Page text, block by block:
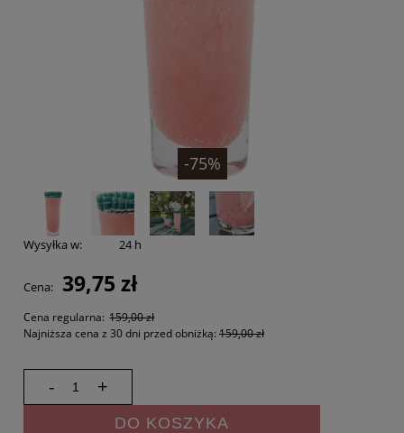
-75%
Wysyłka w: 24 h
Cena: 39,75 zł
Cena regularna: 159,00 zł
Najniższa cena z 30 dni przed obniżką: 159,00 zł
- +
DO KOSZYKA